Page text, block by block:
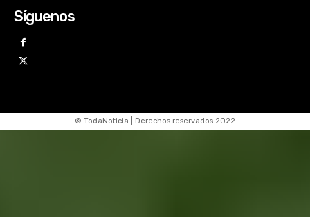
Síguenos
© TodaNoticia | Derechos reservados 2022